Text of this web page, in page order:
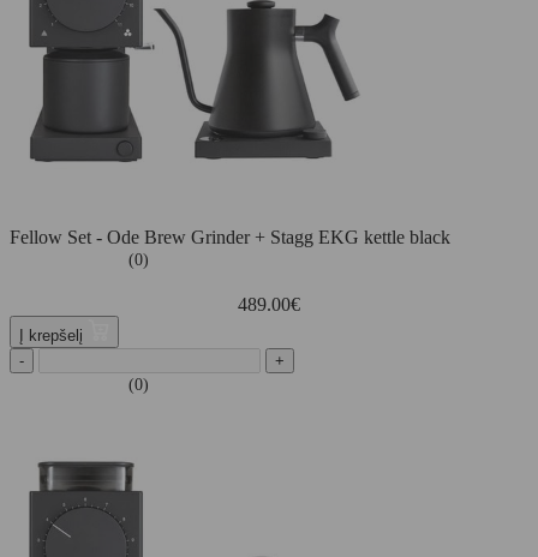
Fellow Set - Ode Brew Grinder + Stagg EKG kettle black
(0)
489.00€
Į krepšelį
-
+
(0)